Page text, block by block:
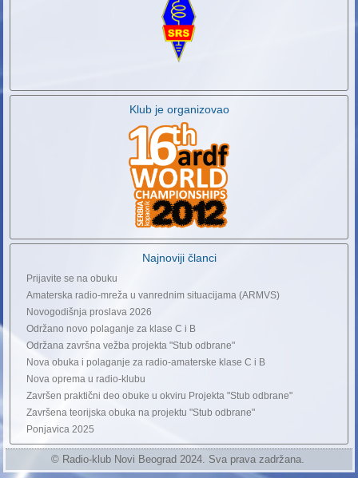
Klub je organizovao
Najnoviji članci
Prijavite se na obuku
Amaterska radio-mreža u vanrednim situacijama (ARMVS)
Novogodišnja proslava 2026
Održano novo polaganje za klase C i B
Održana završna vežba projekta "Stub odbrane"
Nova obuka i polaganje za radio-amaterske klase C i B
Nova oprema u radio-klubu
Završen praktični deo obuke u okviru Projekta "Stub odbrane"
Završena teorijska obuka na projektu "Stub odbrane"
Ponjavica 2025
© Radio-klub Novi Beograd 2024. Sva prava zadržana.